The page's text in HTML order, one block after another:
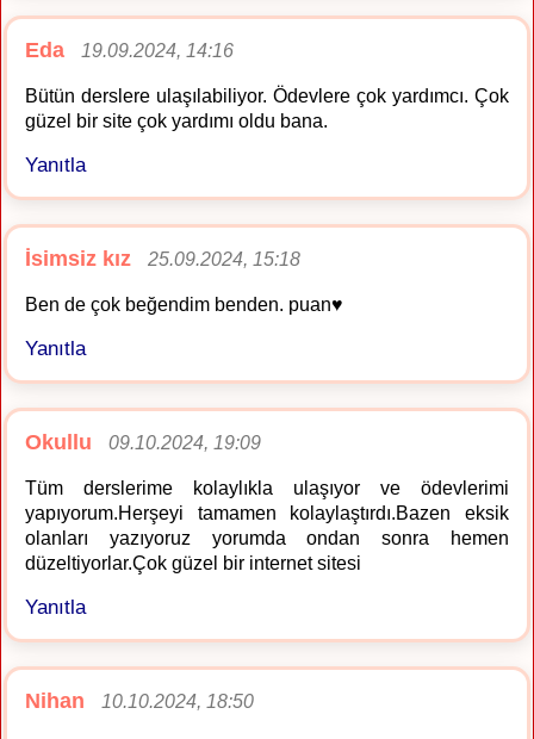
Eda 19.09.2024, 14:16
Bütün derslere ulaşılabiliyor. Ödevlere çok yardımcı. Çok
güzel bir site çok yardımı oldu bana.
Yanıtla
İsimsiz kız 25.09.2024, 15:18
Ben de çok beğendim benden. puan♥️
Yanıtla
Okullu 09.10.2024, 19:09
Tüm derslerime kolaylıkla ulaşıyor ve ödevlerimi
yapıyorum.Herşeyi tamamen kolaylaştırdı.Bazen eksik
olanları yazıyoruz yorumda ondan sonra hemen
düzeltiyorlar.Çok güzel bir internet sitesi
Yanıtla
Nihan 10.10.2024, 18:50